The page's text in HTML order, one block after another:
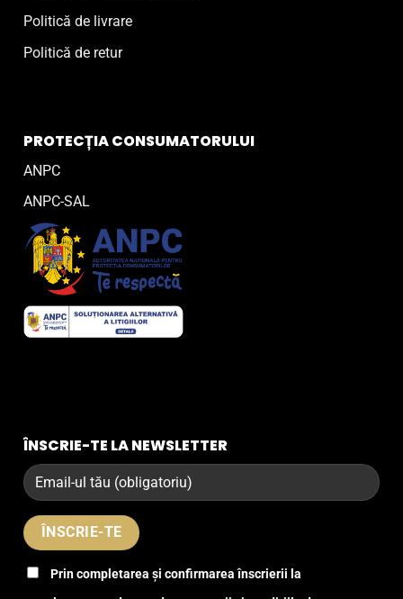
Politică de livrare
Politică de retur
PROTECȚIA CONSUMATORULUI
ANPC
ANPC-SAL
ÎNSCRIE-TE LA NEWSLETTER
Prin completarea și confirmarea înscrierii la